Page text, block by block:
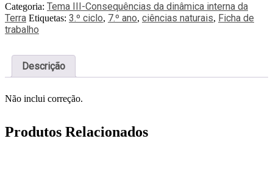
Categoria: Tema III-Consequências da dinâmica interna da
Terra Etiquetas: 3.º ciclo, 7.º ano, ciências naturais, Ficha de
trabalho
Descrição
Não inclui correção.
Produtos Relacionados